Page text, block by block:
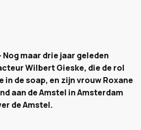
Nog maar drie jaar geleden
Wilbert Gieske, die de rol
in de soap, en zijn vrouw Roxane
aan de Amstel in Amsterdam
de Amstel.